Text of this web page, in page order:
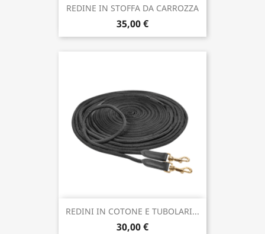
REDINE IN STOFFA DA CARROZZA
35,00 €
REDINI IN COTONE E TUBOLARI...
30,00 €